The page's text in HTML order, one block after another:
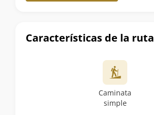
Características de la ruta
Caminata
simple